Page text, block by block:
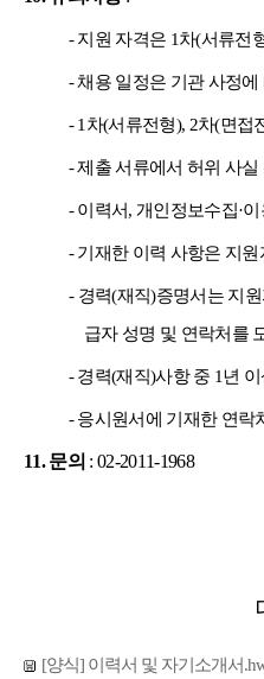
-지원 자격은 1차(서류전
-채용 일정은 기관 사정
- 1 차(서류전형), 2차(면접
-제출 서류에서 허위 사
-이력서, 개인정보수집·이
-기재한 이력 사항은 지
- 경력(재직)증명서는 지
급자 성명 및 연락처를
-경력(재직)사항 중 1년
-응시원서에 기재한 연락
11.문의 : 02-2011-1968
[양식] 이력서 및 자기소개서